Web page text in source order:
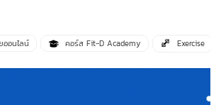
ออนไลน์ คอร์ส Fit-D Academy Exercise